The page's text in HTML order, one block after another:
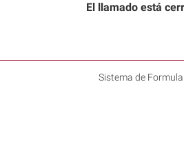
El llamado está
Sistema de